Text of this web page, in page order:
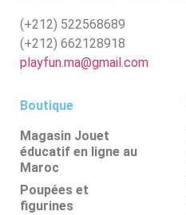
(+212) 522568689
(+212) 662128918
playfun.ma@gmail.com
Boutique
Magasin Jouet
éducatif en ligne au
Maroc
Poupées et
figurines